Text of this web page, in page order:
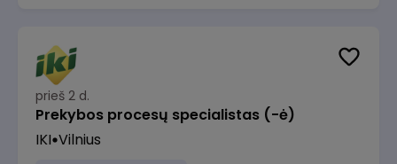
prieš 2 d.
Prekybos procesų specialistas (-ė)
IKI Vilnius